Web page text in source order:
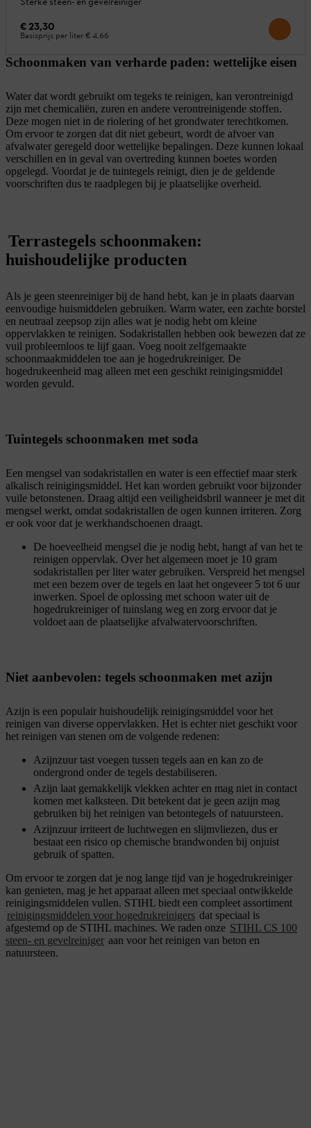
€ 23,30
Basisprijs per liter€ 4,66
Schoonmaken van verharde paden: wettelijke eisen
Water dat wordt gebruikt om tegeks te reinigen, kan verontreinigd
zijn met chemicaliën, zuren en andere verontreinigende stoffen.
Deze mogen niet in de riolering of het grondwater terechtkomen.
Om ervoor te zorgen dat dit niet gebeurt, wordt de afvoer van
afvalwater geregeld door wettelijke bepalingen. Deze kunnen lokaal
verschillen en in geval van overtreding kunnen boetes worden
opgelegd. Voordat je de tuintegels reinigt, dien je de geldende
voorschriften dus te raadplegen bij je plaatselijke overheid.
Terrastegels schoonmaken:
huishoudelijke producten
Als je geen steenreiniger bij de hand hebt, kan je in plaats daarvan
eenvoudige huismiddelen gebruiken. Warm water, een zachte borstel
en neutraal zeepsop zijn alles wat je nodig hebt om kleine
oppervlakken te reinigen. Sodakristallen hebben ook bewezen dat ze
vuil probleemloos te lijf gaan. Voeg nooit zelfgemaakte
schoonmaakmiddelen toe aan je hogedrukreiniger. De
hogedrukeenheid mag alleen met een geschikt reinigingsmiddel
worden gevuld.
Tuintegels schoonmaken met soda
Een mengsel van sodakristallen en water is een effectief maar sterk
alkalisch reinigingsmiddel. Het kan worden gebruikt voor bijzonder
vuile betonstenen. Draag altijd een veiligheidsbril wanneer je met dit
mengsel werkt, omdat sodakristallen de ogen kunnen irriteren. Zorg
er ook voor dat je werkhandschoenen draagt.
De hoeveelheid mengsel die je nodig hebt, hangt af van het te
reinigen oppervlak. Over het algemeen moet je 10 gram
sodakristallen per liter water gebruiken. Verspreid het mengsel
met een bezem over de tegels en laat het ongeveer 5 tot 6 uur
inwerken. Spoel de oplossing met schoon water uit de
hogedrukreiniger of tuinslang weg en zorg ervoor dat je
voldoet aan de plaatselijke afvalwatervoorschriften.
Niet aanbevolen: tegels schoonmaken met azijn
Azijn is een populair huishoudelijk reinigingsmiddel voor het
reinigen van diverse oppervlakken. Het is echter niet geschikt voor
het reinigen van stenen om de volgende redenen:
Azijnzuur tast voegen tussen tegels aan en kan zo de
ondergrond onder de tegels destabiliseren.
Azijn laat gemakkelijk vlekken achter en mag niet in contact
komen met kalksteen. Dit betekent dat je geen azijn mag
gebruiken bij het reinigen van betontegels of natuursteen.
Azijnzuur irriteert de luchtwegen en slijmvliezen, dus er
bestaat een risico op chemische brandwonden bij onjuist
gebruik of spatten.
Om ervoor te zorgen dat je nog lange tijd van je hogedrukreiniger
kan genieten, mag je het apparaat alleen met speciaal ontwikkelde
reinigingsmiddelen vullen. STIHL biedt een compleet assortiment
reinigingsmiddelen voor hogedrukreinigers dat speciaal is
afgestemd op de STIHL machines. We raden onze STIHL CS 100
steen- en gevelreiniger aan voor het reinigen van beton en
natuursteen.